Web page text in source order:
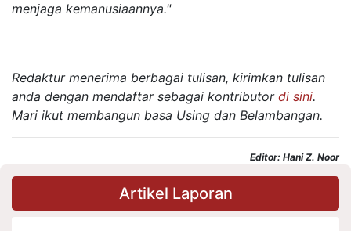
menjaga kemanusiaannya."
Redaktur menerima berbagai tulisan, kirimkan tulisan
anda dengan mendaftar sebagai kontributor di sini.
Mari ikut membangun basa Using dan Belambangan.
Editor: Hani Z. Noor
Artikel Laporan